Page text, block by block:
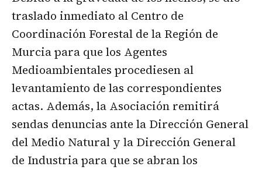
traslado inmediato al Centro de
Coordinación Forestal de la Región de
Murcia para que los Agentes
Medioambientales procediesen al
levantamiento de las correspondientes
actas. Además, la Asociación remitirá
sendas denuncias ante la Dirección General
del Medio Natural y la Dirección General
de Industria para que se abran los